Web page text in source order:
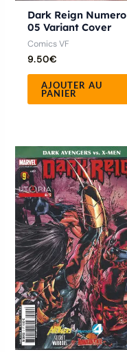
Dark Reign Numero
05 Variant Cover
Comics VF
9.50€
AJOUTER AU
PANIER